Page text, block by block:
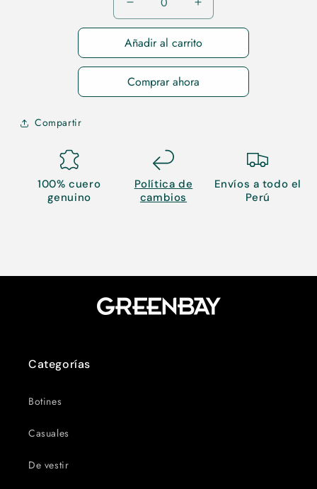
Reducir
cantidad
para
Aumentar
cantidad
para
Añadir al carrito
Comprar ahora
Compartir
100% cuero
genuino
Política de
cambios
Envíos a todo el
Perú
Categorías
Botines
Casuales
De vestir